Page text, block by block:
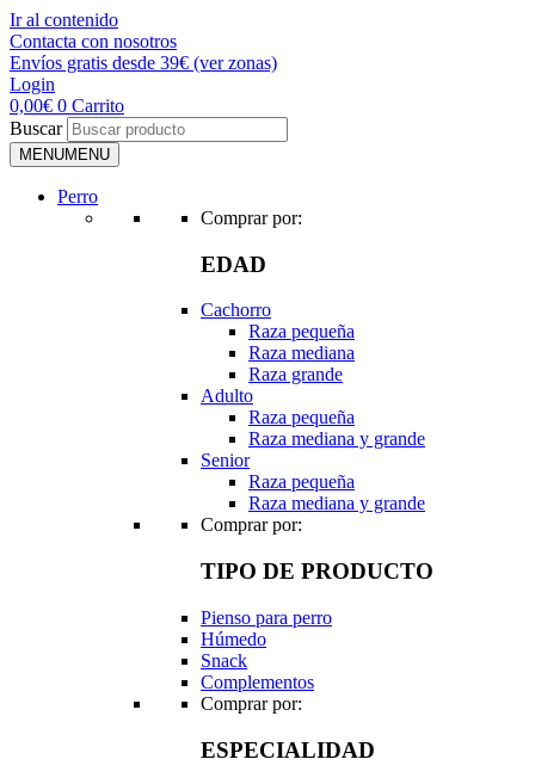
Ir al contenido
Contacta con nosotros
Envíos gratis desde 39€ (ver zonas)
Login
0,00€ 0 Carrito
Buscar
MENUMENU
Perro
Comprar por:
EDAD
Cachorro
Raza pequeña
Raza mediana
Raza grande
Adulto
Raza pequeña
Raza mediana y grande
Senior
Raza pequeña
Raza mediana y grande
Comprar por:
TIPO DE PRODUCTO
Pienso para perro
Húmedo
Snack
Complementos
Comprar por:
ESPECIALIDAD